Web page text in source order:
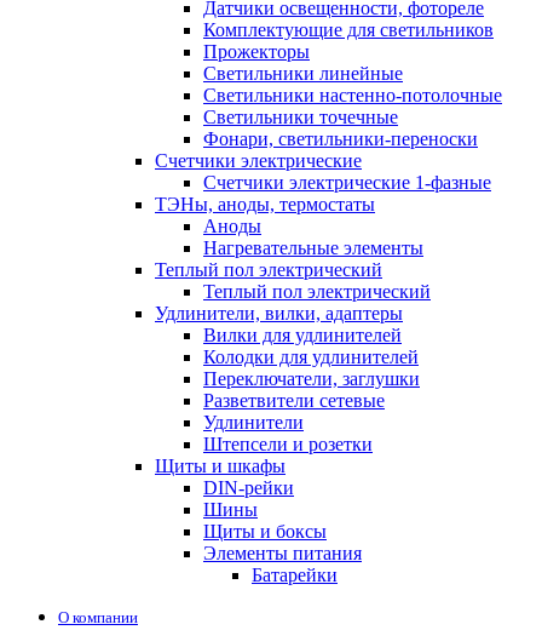
Датчики освещенности, фотореле
Комплектующие для светильников
Прожекторы
Светильники линейные
Светильники настенно-потолочные
Светильники точечные
Фонари, светильники-переноски
Счетчики электрические
Счетчики электрические 1-фазные
ТЭНы, аноды, термостаты
Аноды
Нагревательные элементы
Теплый пол электрический
Теплый пол электрический
Удлинители, вилки, адаптеры
Вилки для удлинителей
Колодки для удлинителей
Переключатели, заглушки
Разветвители сетевые
Удлинители
Штепсели и розетки
Щиты и шкафы
DIN-рейки
Шины
Щиты и боксы
Элементы питания
Батарейки
О компании